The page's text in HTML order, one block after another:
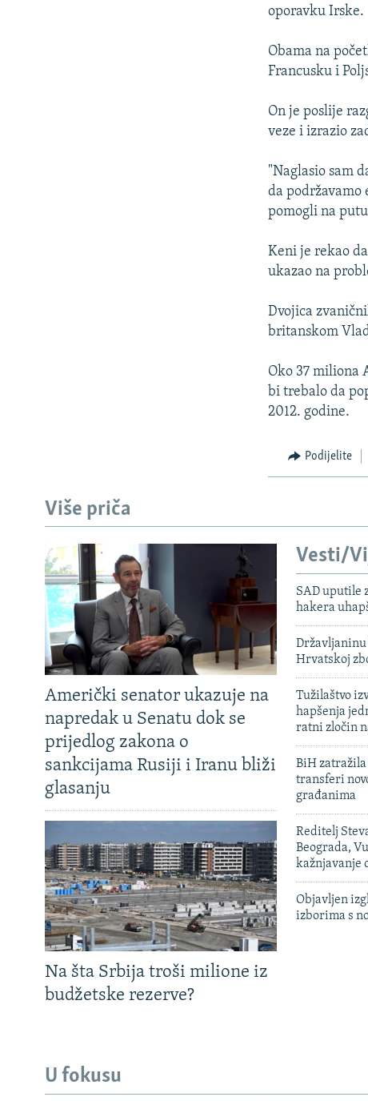
oporavku Irske.
Obama na
Francusku i
On je poslije
veze i izrazio
"Naglasio sam
da podržavamo
pomogli na
Keni je rekao
ukazao na
Dvojica
britanskom
Oko 37 miliona
bi trebalo da
2012. godine.
Podijelite
Više priča
Američki senator ukazuje na
napredak u Senatu dok se
prijedlog zakona o
sankcijama Rusiji i Iranu bliži
glasanju
Na šta Srbija troši milione iz
budžetske rezerve?
Vesti/
SAD uputile
hakera
Hrvatskoj
Tužilaštvo
hapšenja
ratni zločin
BiH zatražila
transferi
građanima
Reditelj
Beograda,
kažnjavanje
Objavljen
izborima s
U fokusu